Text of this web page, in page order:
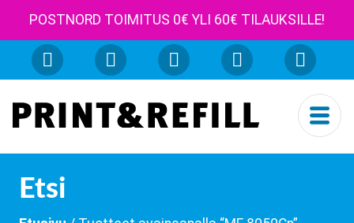
POSTNORD TOIMITUS 0€ YLI 60€ TILAUKSILLE!
Etsi